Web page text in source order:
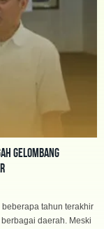
Gelombang
tahun terakhir
daerah. Meski